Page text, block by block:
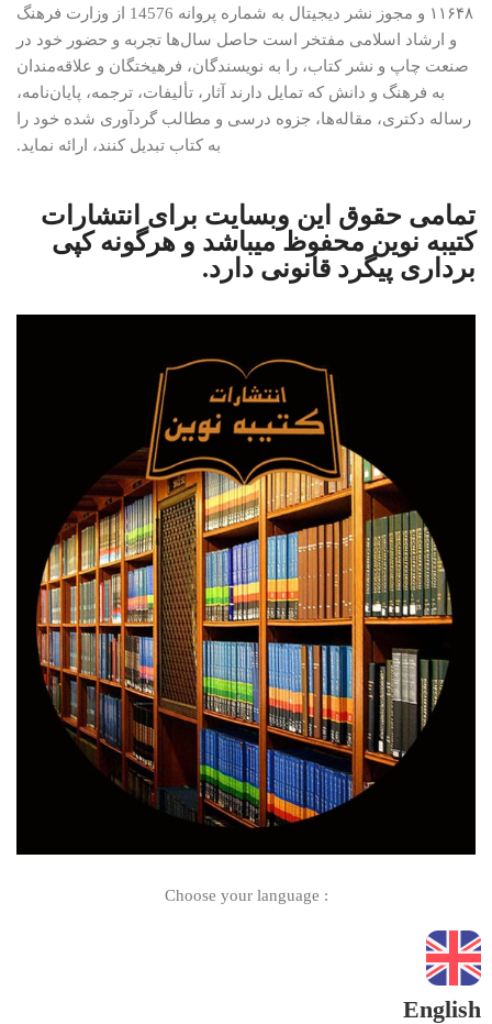
۱۱۶۴۸ و مجوز نشر دیجیتال به شماره پروانه 14576 از وزارت فرهنگ
و ارشاد اسلامی مفتخر است حاصل سال‌ها تجربه و حضور خود در
صنعت چاپ و نشر کتاب، را به نویسندگان، فرهیختگان و علاقه‌مندان
به فرهنگ و دانش که تمایل دارند آثار، تألیفات، ترجمه، پایان‌نامه،
رساله دکتری، مقاله‌ها، جزوه درسی و مطالب گردآوری شده خود را
به کتاب تبدیل کنند، ارائه نماید.
تمامی حقوق این وبسایت برای انتشارات
کتیبه نوین محفوظ میباشد و هرگونه کپی
برداری پیگرد قانونی دارد.
: Choose your language
English